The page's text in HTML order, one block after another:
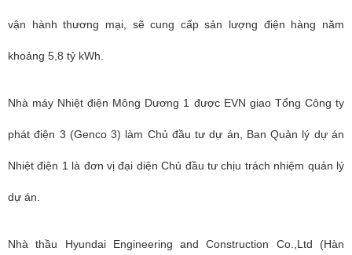
vận hành thương mại, sẽ cung cấp sản lượng điện hàng năm
khoảng 5,8 tỷ kWh.
Nhà máy Nhiệt điện Mông Dương 1 được EVN giao Tổng Công ty
phát điện 3 (Genco 3) làm Chủ đầu tư dự án, Ban Quản lý dự án
Nhiệt điện 1 là đơn vị đại diện Chủ đầu tư chịu trách nhiệm quản lý
dự án.
Nhà thầu Hyundai Engineering and Construction Co.,Ltd (Hàn